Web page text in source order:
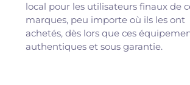
local pour les utilisateurs finaux de
marques, peu importe où ils les ont
achetés, dès lors que ces
authentiques et sous garantie.